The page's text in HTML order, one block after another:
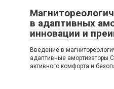
в адаптивных
инновации и
Введение в
адаптивные амортизаторы
активного комфорта и